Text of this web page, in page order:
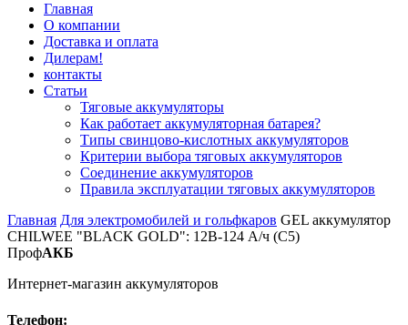
Главная
О компании
Доставка и оплата
Дилерам!
контакты
Статьи
Тяговые аккумуляторы
Как работает аккумуляторная батарея?
Типы свинцово-кислотных аккумуляторов
Критерии выбора тяговых аккумуляторов
Соединение аккумуляторов
Правила эксплуатации тяговых аккумуляторов
Главная Для электромобилей и гольфкаров GEL аккумулятор
CHILWEE "BLACK GOLD": 12В-124 А/ч (С5)
ПрофАКБ
Интернет-магазин аккумуляторов
Телефон: